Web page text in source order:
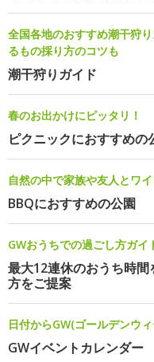
全国各地のおすすめ潮干狩
るもの採り方のコツも
潮干狩りガイド
春のお出かけにピッタリ！
ピクニックにおすすめの
自然の中で家族や友人とワ
BBQにおすすめの公園
GWおうちでの過ごし方ガイ
最大12連休のおうち時
方をご提案
日付からGW(ゴールデンウ
GWイベントカレンダー